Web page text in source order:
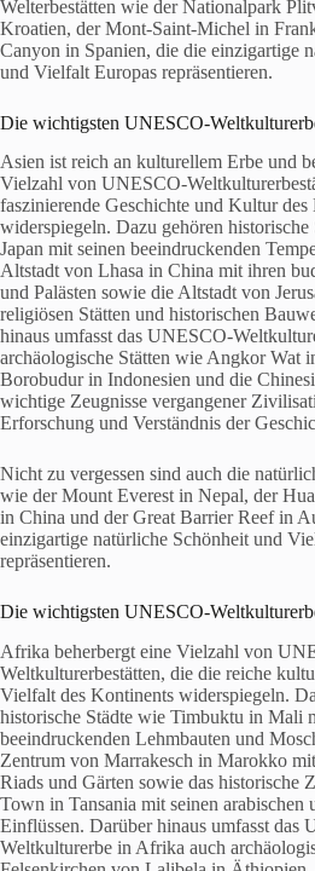
Welterbestätten wie der Nationalpark
Kroatien, der Mont-Saint-Michel in
Canyon in Spanien, die die einzigartige
und Vielfalt Europas repräsentieren.
Die wichtigsten UNESCO-
Asien ist reich an kulturellem Erbe und
Vielzahl von UNESCO-
faszinierende Geschichte und Kultur des
widerspiegeln. Dazu gehören
Japan mit seinen beeindruckenden
Altstadt von Lhasa in China mit ihren
und Palästen sowie die Altstadt von
religiösen Stätten und historischen
hinaus umfasst das UNESCO-
archäologische Stätten wie Angkor Wat
Borobudur in Indonesien und die
wichtige Zeugnisse vergangener
Erforschung und Verständnis der
Nicht zu vergessen sind auch die
wie der Mount Everest in Nepal, der
in China und der Great Barrier Reef in
einzigartige natürliche Schönheit und
repräsentieren.
Die wichtigsten UNESCO-
Afrika beherbergt eine Vielzahl von
Weltkulturerbestätten, die die reiche
Vielfalt des Kontinents widerspiegeln.
historische Städte wie Timbuktu in Mali
beeindruckenden Lehmbauten und
Zentrum von Marrakesch in Marokko
Riads und Gärten sowie das historische
Town in Tansania mit seinen arabischen
Einflüssen. Darüber hinaus umfasst das
Weltkulturerbe in Afrika auch